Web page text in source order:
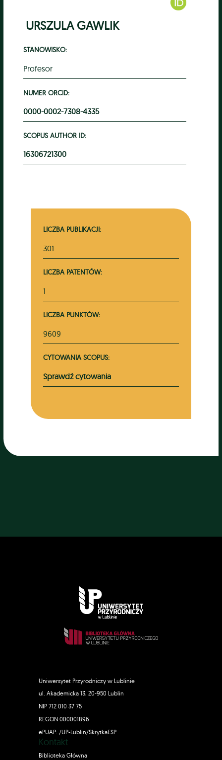
URSZULA GAWLIK
STANOWISKO:
Profesor
NUMER ORCID:
0000-0002-7308-4335
SCOPUS AUTHOR ID:
16306721300
LICZBA PUBLIKACJI:
301
LICZBA PATENTÓW:
1
LICZBA PUNKTÓW:
9609
CYTOWANIA SCOPUS:
Sprawdź cytowania
Uniwersytet Przyrodniczy w Lublinie
ul. Akademicka 13, 20-950 Lublin
NIP 712 010 37 75
REGON 000001896
ePUAP: /UP-Lublin/SkrytkaESP
Kontakt
Biblioteka Główna